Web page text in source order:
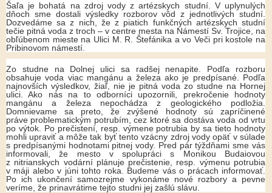
Šaľa je bohatá na zdroj vody z artézskych studní. V uplynulých
dňoch sme dostali výsledky rozborov vôd z jednotlivých studní.
Dozvedáme sa z nich, že z piatich funkčných artézskych studní
tečie pitná voda z troch – v centre mesta na Námestí Sv. Trojice, na
obľúbenom mieste na Ulici M. R. Štefánika a vo Veči pri kostole na
Pribinovom námestí.
Zo studne na Dolnej ulici sa radšej nenapite. Podľa rozboru
obsahuje voda viac mangánu a železa ako je predpísané. Podľa
najnovších výsledkov, žiaľ, nie je pitná voda zo studne na Hornej
ulici. Ako nás na to odborníci upozornili, prekročenie hodnoty
mangánu a železa nepochádza z geologického podložia.
Domnievame sa preto, že zvýšené hodnoty sú zapríčinené
práve problematickým potrubím, cez ktoré sa dostáva voda od vrtu
po výtok. Po prečistení, resp. výmene potrubia by sa tieto hodnoty
mohli upraviť a môže tak byť tento vzácny zdroj vody opäť v súlade
s predpísanými hodnotami pitnej vody. Pred pár týždňami sme vás
informovali, že mesto v spolupráci s Monikou Budaiovou
z nitrianskych vodární plánuje prečistenie, resp. výmenu potrubia
v máji alebo v júni tohto roka. Budeme vás o prácach informovať.
Po ich ukončení samozrejme vykonáme nové rozbory a pevne
veríme, že prinavrátime tejto studni jej zašlú slávu.